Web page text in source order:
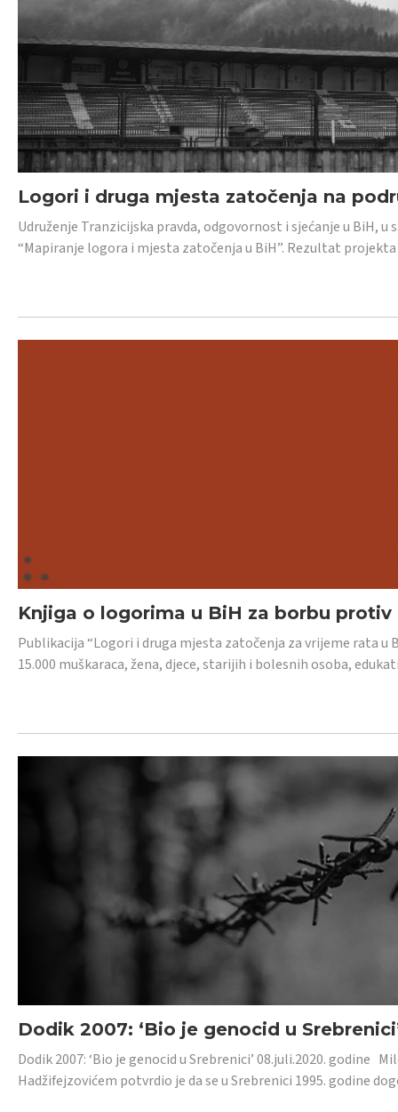
Logori i druga mjesta zatočenja na
Udruženje Tranzicijska pravda, odgovornost i sjećanje u BiH,
“Mapiranje logora i mjesta zatočenja u BiH”. Rezultat
Knjiga o logorima u BiH za borbu
Publikacija “Logori i druga mjesta zatočenja za vrijeme rata u
15.000 muškaraca, žena, djece, starijih i bolesnih osoba,
Dodik 2007: ‘Bio je genocid u
Dodik 2007: ‘Bio je genocid u Srebrenici’ 08.juli.2020. godine
Hadžifejzovićem potvrdio je da se u Srebrenici 1995. godine